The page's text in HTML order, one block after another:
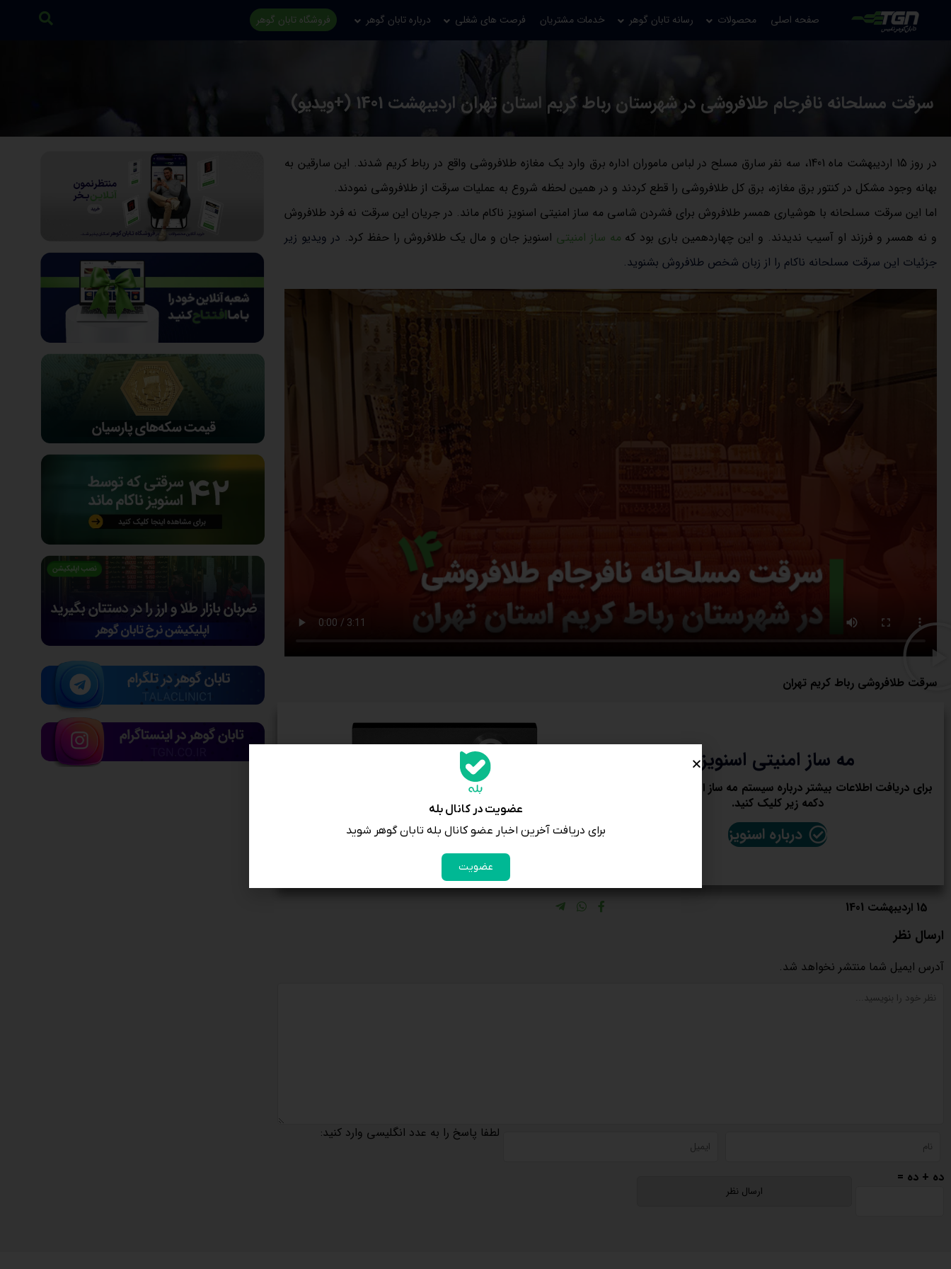
صفحه اصلی محصولات رسانه تابان گوهر خدمات مشتریان فرصت های شغلی درباره تابان گوهر فروشگاه تابان گوهر
سرقت مسلحانه نافرجام طلافروشی در شهرستان رباط کریم استان تهران اردیبهشت 1401 (+ویدیو)
در روز 15 اردیبهشت ماه 1401، سه نفر سارق مسلح در لباس ماموران اداره برق وارد یک مغازه طلافروشی واقع در رباط کریم شدند. این سارقین به
بهانه وجود مشکل در کنتور برق مغازه، برق کل طلافروشی را قطع کردند و در همین لحظه شروع به عملیات سرقت از طلافروشی نمودند.
اما این سرقت مسلحانه با هوشیاری همسر طلافروش برای فشردن شاسی مه ساز امنیتی اسنویز ناکام ماند. در جریان این سرقت نه فرد طلافروش
و نه همسر و فرزند او آسیب ندیدند. و این چهاردهمین باری بود که مه ساز امنیتی اسنویز جان و مال یک طلافروش را حفظ کرد. در ویدیو زیر
جزئیات این سرقت مسلحانه ناکام را از زبان شخص طلافروش بشنوید.
سرقت طلافروشی رباط کریم تهران
مه ساز امنیتی اسنویز
برای دریافت اطلاعات بیشتر درباره سیستم مه ساز امنیتی اسنویز روی
دکمه زیر کلیک کنید.
درباره اسنویز
15 اردیبهشت 1401
ارسال نظر
آدرس ایمیل شما منتشر نخواهد شد.
لطفا پاسخ را به عدد انگلیسی وارد کنید:
ده + ده =
عضویت در کانال بله
برای دریافت آخرین اخبار عضو کانال بله تابان گوهر شوید
عضویت